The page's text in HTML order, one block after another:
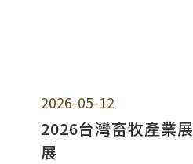
2026-05-12
2026台灣畜牧產業
展